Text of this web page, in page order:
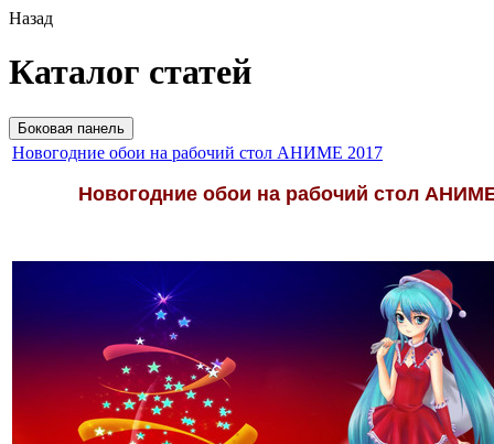
Назад
Каталог статей
Боковая панель
Новогодние обои на рабочий стол АНИМЕ 2017
Новогодние обои на рабочий стол